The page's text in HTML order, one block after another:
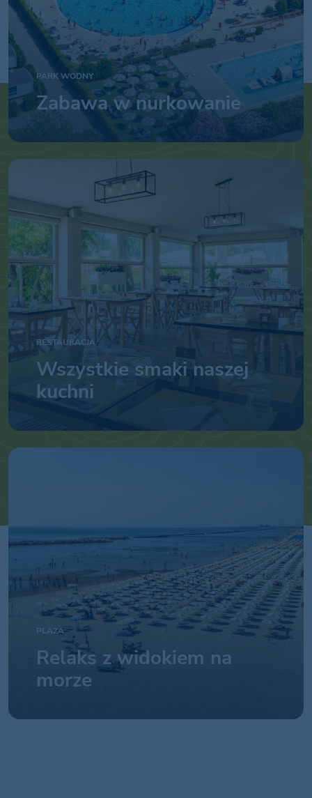
PARK WODNY
Zabawa w nurkowanie
RESTAURACJA
Wszystkie smaki naszej
kuchni
PLAŻA
Relaks z widokiem na
morze